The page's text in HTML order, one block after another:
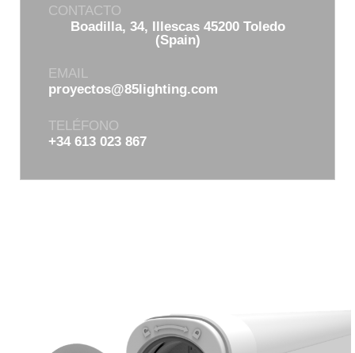
CONTACTO
Boadilla, 34, Illescas 45200 Toledo
(Spain)
EMAIL
proyectos@85lighting.com
TELÉFONO
+34 613 023 867